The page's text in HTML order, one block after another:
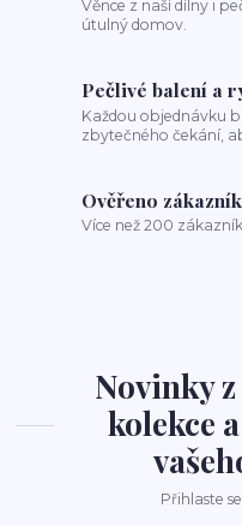
Věnce z naší dílny i
útulný domov.
Pečlivé balení a
Každou objednávku
zbytečného čekání,
Ověřeno
Více než 200
Novinky
kolekce
Přihlaste